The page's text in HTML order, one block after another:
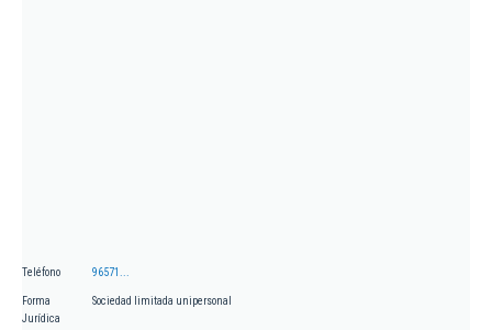
Teléfono 96571...
Forma
Jurídica
Sociedad limitada unipersonal